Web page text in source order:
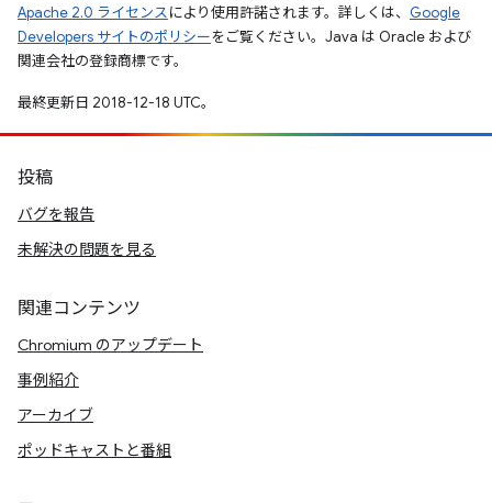
Apache 2.0 ライセンスにより使用許諾されます。詳しくは、 Google
Developers サイトのポリシーをご覧ください。Java は Oracle および
関連会社の登録商標です。
最終更新日 2018-12-18 UTC。
投稿
バグを報告
未解決の問題を見る
関連コンテンツ
Chromium のアップデート
事例紹介
アーカイブ
ポッドキャストと番組